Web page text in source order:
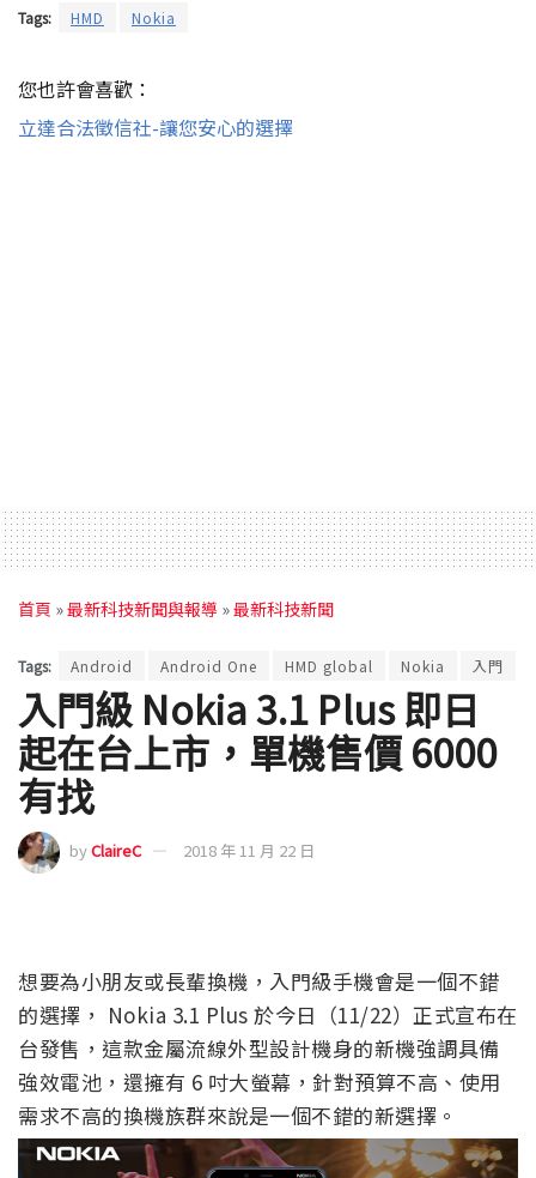
Tags: HMD Nokia
您也許會喜歡：
立達合法徵信社-讓您安心的選擇
首頁 »最新科技新聞與報導 »最新科技新聞
Tags: Android Android One HMD global Nokia 入門
入門級 Nokia 3.1 Plus 即日
起在台上市，單機售價 6000
有找
byClaireC 2018 年 11 月 22 日
想要為小朋友或長輩換機，入門級手機會是一個不錯
的選擇， Nokia 3.1 Plus 於今日（11/22）正式宣布在
台發售，這款金屬流線外型設計機身的新機強調具備
強效電池，還擁有 6 吋大螢幕，針對預算不高、使用
需求不高的換機族群來說是一個不錯的新選擇。